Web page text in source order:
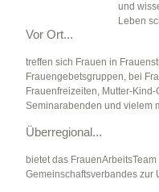
und
Leben
Vor Ort...
treffen sich Frauen in
Frauengebetsgruppen, bei
Frauenfreizeiten, Mutter-
Seminarabenden und vielem
Überregional...
bietet das
Gemeinschaftsverbandes zur